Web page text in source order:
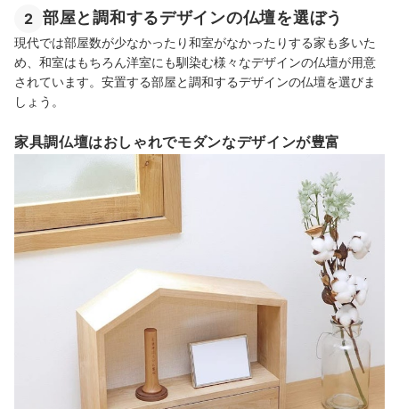
2 部屋と調和するデザインの仏壇を選ぼう
現代では部屋数が少なかったり和室がなかったりする家も多いた
め、和室はもちろん洋室にも馴染む様々なデザインの仏壇が用意
されています。安置する部屋と調和するデザインの仏壇を選びま
しょう。
家具調仏壇はおしゃれでモダンなデザインが豊富